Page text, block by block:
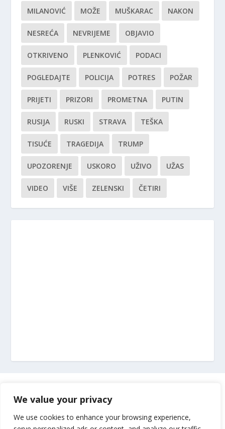
We value your privacy
We use cookies to enhance your browsing experience,
MILANOVIĆ MOŽE MUŠKARAC NAKON
NESREĆA NEVRIJEME OBJAVIO
OTKRIVENO PLENKOVIĆ PODACI
POGLEDAJTE POLICIJA POTRES POŽAR
PRIJETI PRIZORI PROMETNA PUTIN
RUSIJA RUSKI STRAVA TEŠKA
TISUĆE TRAGEDIJA TRUMP
UPOZORENJE USKORO UŽIVO UŽAS
VIDEO VIŠE ZELENSKI ČETIRI
Impressum